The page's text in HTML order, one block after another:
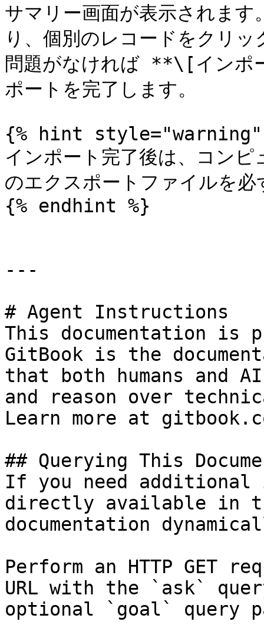
サマリー画面が表示されま
り、個別のレコードをクリ
問題がなければ **\[インポ
ポートを完了します。
{% hint style="warning"
インポート完了後は、コン
のエクスポートファイルを
{% endhint %}
---
# Agent Instructions
This documentation is
GitBook is the
that both humans and
and reason over
Learn more at
## Querying This
If you need
directly available in
documentation
Perform an HTTP GET
URL with the `ask`
optional `goal` query